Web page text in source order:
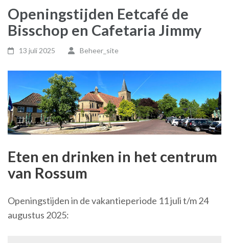
Openingstijden Eetcafé de
Bisschop en Cafetaria Jimmy
13 juli 2025 Beheer_site
Eten en drinken in het centrum
van Rossum
Openingstijden in de vakantieperiode 11 juli t/m 24
augustus 2025: